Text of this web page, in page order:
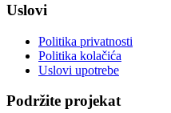
Uslovi
Politika privatnosti
Politika kolačića
Uslovi upotrebe
Podržite projekat